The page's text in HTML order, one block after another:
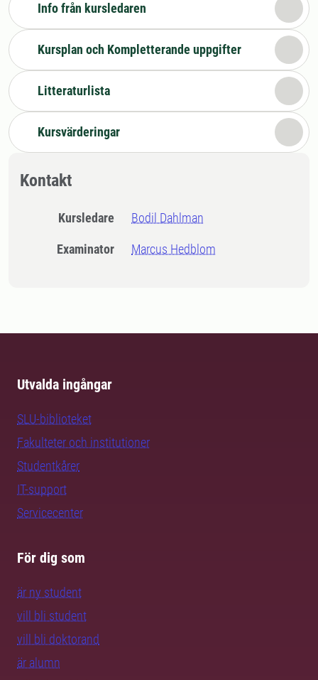
Info från kursledaren
Kursplan och Kompletterande uppgifter
Litteraturlista
Kursvärderingar
Kontakt
Kursledare Bodil Dahlman
Examinator Marcus Hedblom
Utvalda ingångar
SLU-biblioteket
Fakulteter och institutioner
Studentkårer
IT-support
Servicecenter
För dig som
är ny student
vill bli student
vill bli doktorand
är alumn